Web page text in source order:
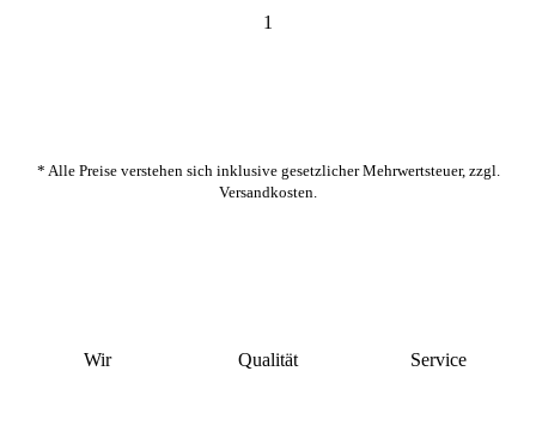
1
* Alle Preise verstehen sich inklusive gesetzlicher Mehrwertsteuer, zzgl.
Versandkosten.
Wir Qualität Service